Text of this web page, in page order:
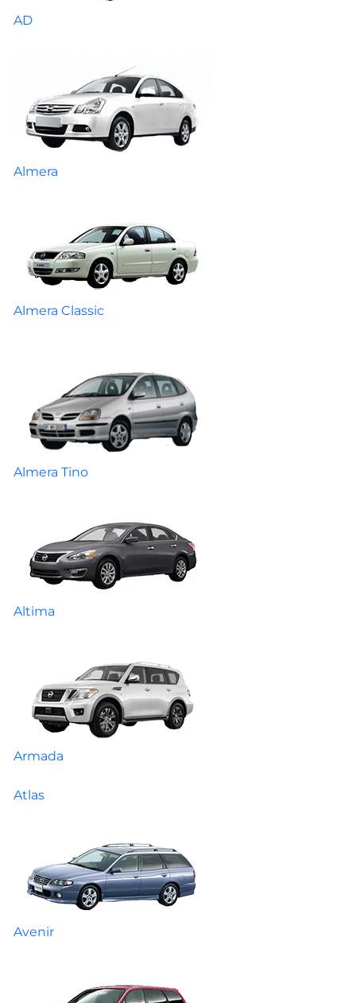
AD
Almera
Almera Classic
Almera Tino
Altima
Armada
Atlas
Avenir